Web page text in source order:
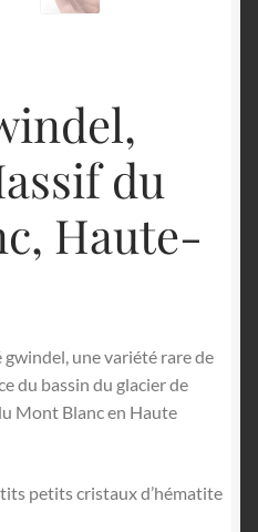
du
Haute-
une variété rare de
du bassin du glacier de
Mont Blanc en Haute
petits cristaux d’hématite